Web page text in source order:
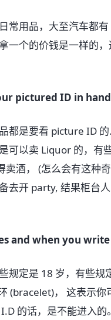
用品，大至汽车都
一个的价钱是一样的
pictured ID in hand
是要看 picture ID 的
可以卖 Liquor 的，有
酒， (怎么会有这种奇
开 party, 结果柜台
and when you
定是 18 岁，有些规
(bracelet)， 这表示
的话，是不能进入